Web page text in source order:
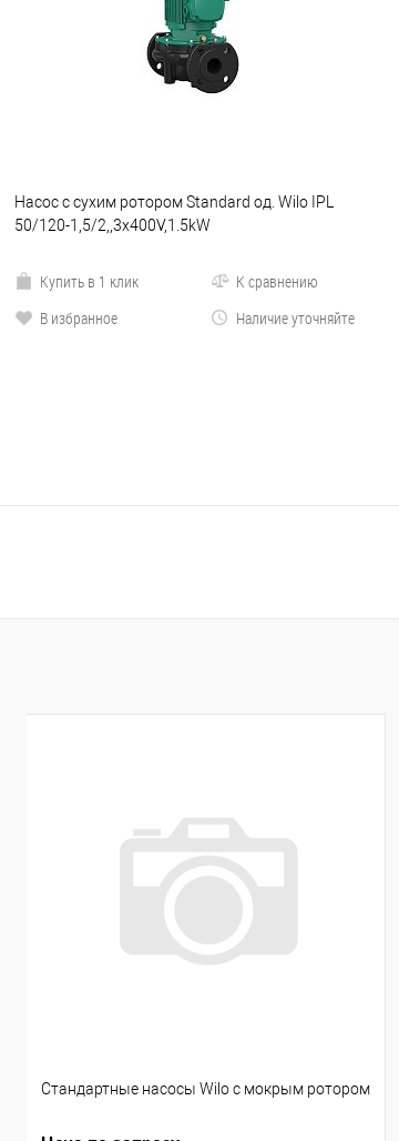
Насос с сухим ротором Standard од. Wilo IPL
50/120-1,5/2,,3x400V,1.5kW
Купить в 1 клик
К сравнению
В избранное
Наличие уточняйте
Стандартные насосы Wilo с мокрым ротором